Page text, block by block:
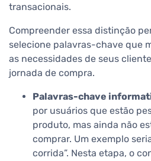
transacionais.
Compreender essa distinção
selecione palavras-chave que
as necessidades de seus
jornada de compra.
Palavras-chave
por usuários que estão
produto, mas ainda não
comprar. Um exemplo
corrida”. Nesta etapa, o